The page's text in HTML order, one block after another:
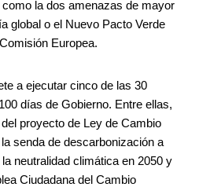
la dos amenazas de mayor
global o el Nuevo Pacto Verde
Europea.
a ejecutar cinco de las 30
días de Gobierno. Entre ellas,
proyecto de Ley de Cambio
senda de descarbonización a
neutralidad climática en 2050 y
Ciudadana del Cambio